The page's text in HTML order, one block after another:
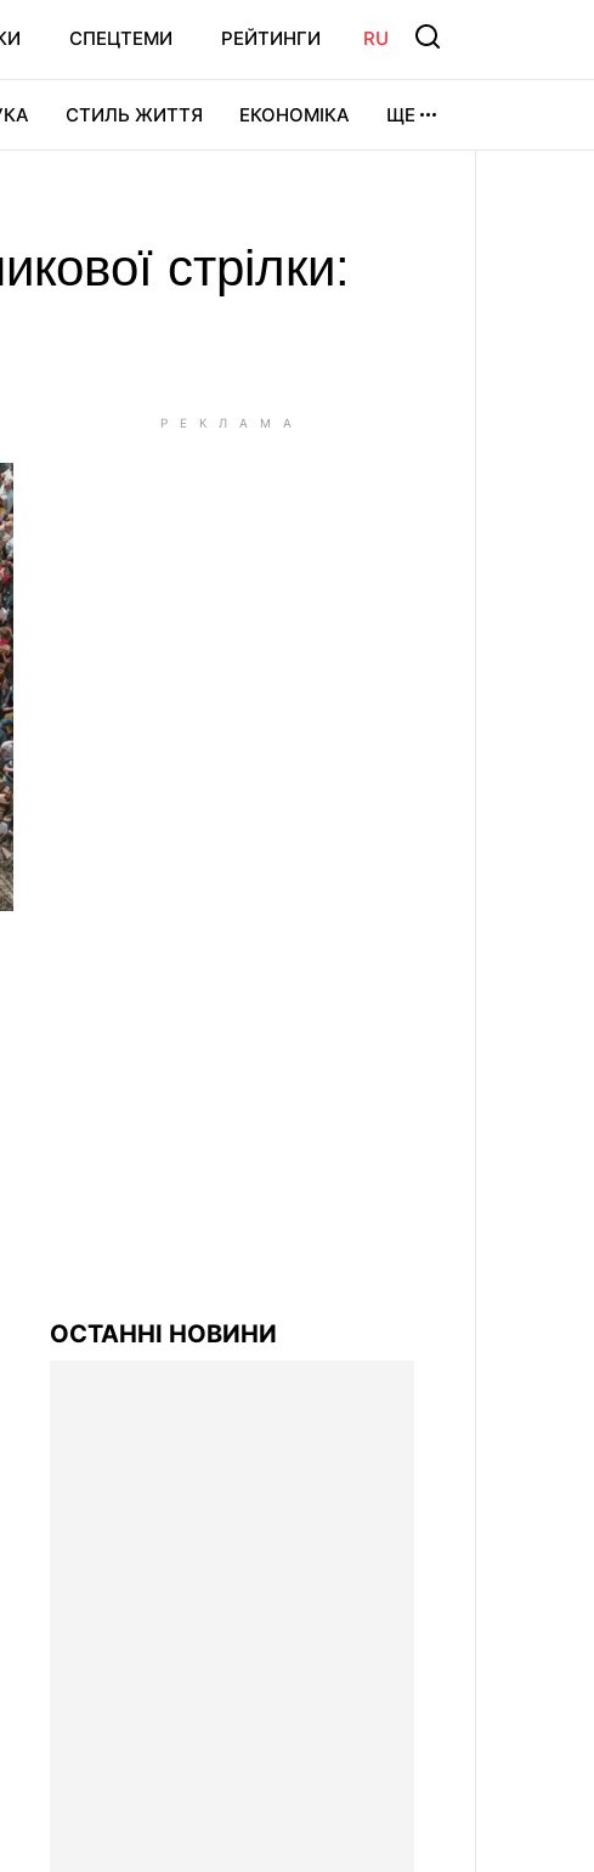
СПЕЦТЕМИ РЕЙТИНГИ RU
СТИЛЬ ЖИТТЯ ЕКОНОМІКА ЩЕ
стрілки:
ОСТАННІ НОВИНИ